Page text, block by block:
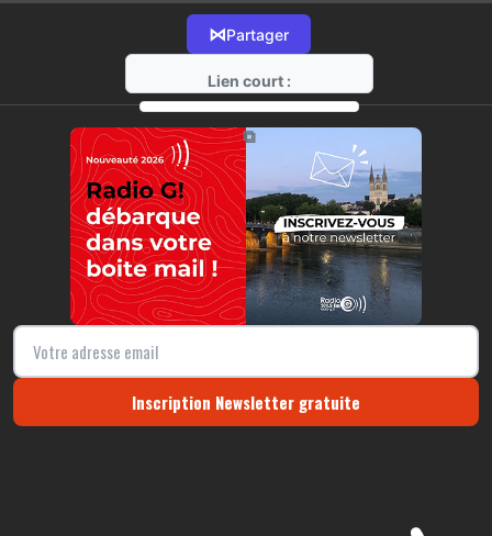
⋈Partager
Lien court :
https://radio-g.fr?15529
⧉
Inscription Newsletter gratuite